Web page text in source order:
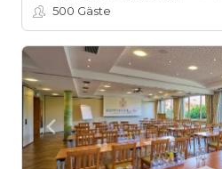
500 Gäste